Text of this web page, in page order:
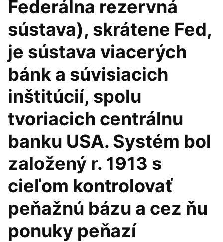
Federálna rezervná
sústava), skrátene Fed,
je sústava viacerých
bánk a súvisiacich
inštitúcií, spolu
tvoriacich centrálnu
banku USA. Systém bol
založený r. 1913 s
cieľom kontrolovať
peňažnú bázu a cez ňu
ponuky peňazí